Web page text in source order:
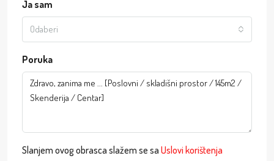
Ja sam
Odaberi
Poruka
Slanjem ovog obrasca slažem se sa Uslovi korištenja